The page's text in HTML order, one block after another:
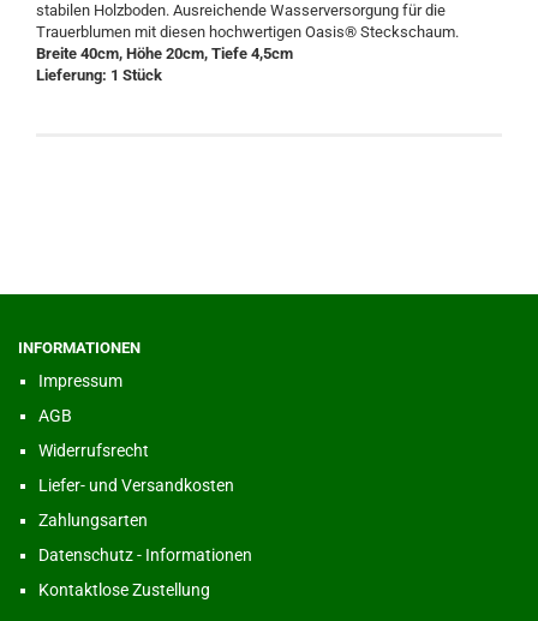
stabilen Holzboden. Ausreichende Wasserversorgung für die
Trauerblumen mit diesen hochwertigen Oasis® Steckschaum.
Breite 40cm, Höhe 20cm, Tiefe 4,5cm
Lieferung: 1 Stück
INFORMATIONEN
Impressum
AGB
Widerrufsrecht
Liefer- und Versandkosten
Zahlungsarten
Datenschutz - Informationen
Kontaktlose Zustellung